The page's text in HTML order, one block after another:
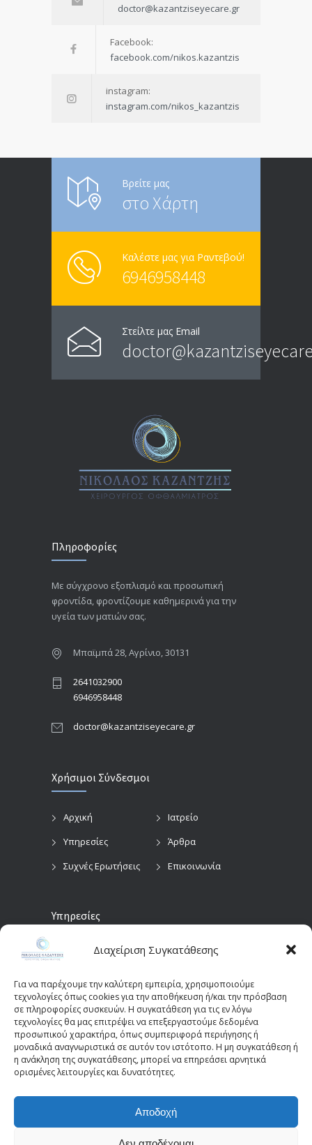
Διαχείριση Συγκατάθεσης
Για να παρέχουμε την καλύτερη εμπειρία, χρησιμοποιούμε
τεχνολογίες όπως cookies για την αποθήκευση ή/και την πρόσβαση
σε πληροφορίες συσκευών. Η συγκατάθεση για τις εν λόγω
τεχνολογίες θα μας επιτρέψει να επεξεργαστούμε δεδομένα
προσωπικού χαρακτήρα, όπως συμπεριφορά περιήγησης ή
μοναδικά αναγνωριστικά σε αυτόν τον ιστότοπο. Η μη συγκατάθεση ή
η ανάκληση της συγκατάθεσης, μπορεί να επηρεάσει αρνητικά
ορισμένες λειτουργίες και δυνατότητες.
Αποδοχή
doctor@kazantziseyecare.gr
Facebook:
facebook.com/nikos.kazantzis
instagram:
instagram.com/nikos_kazantzis
Βρείτε μας
στο Χάρτη
Καλέστε μας για Ραντεβού!
6946958448
Στείλτε μας Email
Πληροφορίες
Με σύγχρονο εξοπλισμό και προσωπική
φροντίδα, φροντίζουμε καθημερινά για την
υγεία των ματιών σας.
Μπαϊμπά 28, Αγρίνιο, 30131
2641032900
6946958448
doctor@kazantziseyecare.gr
Χρήσιμοι Σύνδεσμοι
Αρχική
Ιατρείο
Υπηρεσίες
Άρθρα
Συχνές Ερωτήσεις
Επικοινωνία
Υπηρεσίες
Προληπτικός
Έλεγχος
Διαγνωστικές
Χειρουργικές
Επεμβάσεις Οφθαλμών
Οπτικά Πεδία
(Perimetry)
Παιδοοφθαλμολογία
Οπτική Τομογραφία
Συνοχής (OCT)
© 2025 - kazantziseyecare.gr -
Forge.com